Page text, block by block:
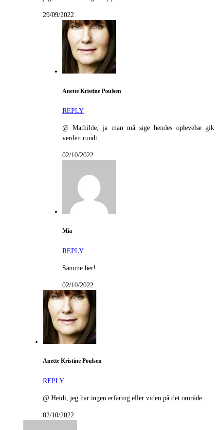
29/09/2022
Anette Kristine Poulsen
REPLY
@ Mathilde, ja man må sige hendes oplevelse gik
verden rundt.
02/10/2022
Mia
REPLY
Samme her!
02/10/2022
Anette Kristine Poulsen
REPLY
@ Heidi, jeg har ingen erfaring eller viden på det område.
02/10/2022